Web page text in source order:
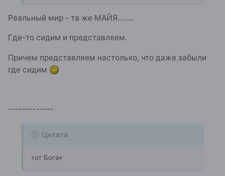
Реальный мир - та же МАЙЯ........
Где-то сидим и представляем.
Причем представляем настолько, что даже забыли
где сидим
-------------
Цитата
«от Бога»